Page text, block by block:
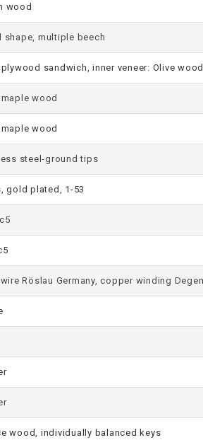
wood
shape, multiple beech
sandwich, inner veneer: Olive wood
wood
wood
steel-ground tips
gold plated, 1-53
Röslau Germany, copper winding
wood, individually balanced keys